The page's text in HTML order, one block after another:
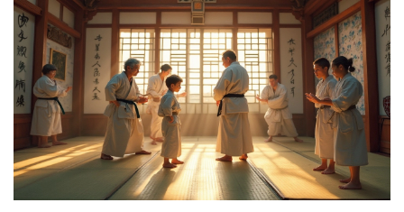
сделали это в зрелом возрасте.